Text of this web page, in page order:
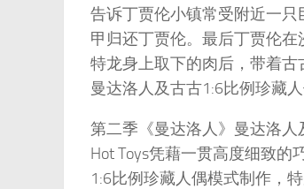
告诉丁贾伦小镇常受附近一
甲归还丁贾伦。最后丁贾伦
特龙身上取下的肉后，带着古
曼达洛人及古古1:6比例珍藏
第二季《曼达洛人》曼达洛
Hot Toys凭藉一贯高度细致
1:6比例珍藏人偶模式制作，